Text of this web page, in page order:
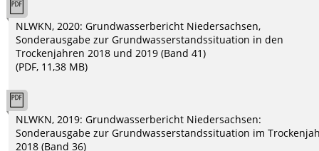
NLWKN, 2020: Grundwasserbericht Niedersachsen,
Sonderausgabe zur Grundwasserstandssituation in den
Trockenjahren 2018 und 2019 (Band 41)
(PDF, 11,38 MB)
NLWKN, 2019: Grundwasserbericht Niedersachsen:
Sonderausgabe zur Grundwasserstandssituation im
2018 (Band 36)